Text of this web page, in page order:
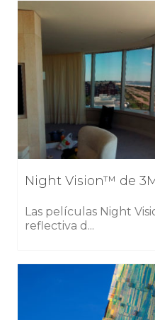
Night Vision™ de
Las películas Night
reflectiva d...